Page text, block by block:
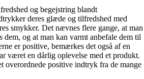
og begejstring blandt
deres glæde og tilfredshed med
smykker. Det nævnes flere gange, at man
dem, og at man kan varmt anbefale dem til
er positive, bemærkes det også af en
været en dårlig oplevelse med et produkt.
overordnede positive indtryk fra de mange